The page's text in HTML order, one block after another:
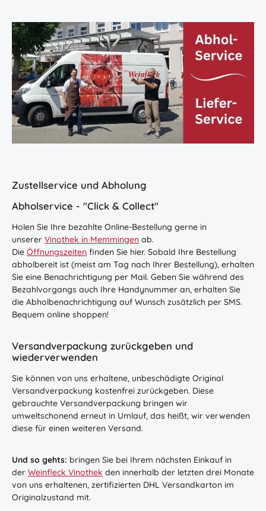
Zustellservice und Abholung
Abholservice - "Click & Collect"
Holen Sie Ihre bezahlte Online-Bestellung gerne in
unserer Vinothek in Memmingen ab.
Die Öffnungszeiten finden Sie hier. Sobald Ihre Bestellung
abholbereit ist (meist am Tag nach Ihrer Bestellung), erhalten
Sie eine Benachrichtigung per Mail. Geben Sie während des
Bezahlvorgangs auch Ihre Handynummer an, erhalten Sie
die Abholbenachrichtigung auf Wunsch zusätzlich per SMS.
Bequem online shoppen!
Versandverpackung zurückgeben und
wiederverwenden
Sie können von uns erhaltene, unbeschädigte Original
Versandverpackung kostenfrei zurückgeben. Diese
gebrauchte Versandverpackung bringen wir
umweltschonend erneut in Umlauf, das heißt, wir verwenden
diese für einen weiteren Versand.
Und so gehts: bringen Sie bei Ihrem nächsten Einkauf in
der Weinfleck Vinothek den innerhalb der letzten drei Monate
von uns erhaltenen, zertifizierten DHL Versandkarton im
Originalzustand mit.